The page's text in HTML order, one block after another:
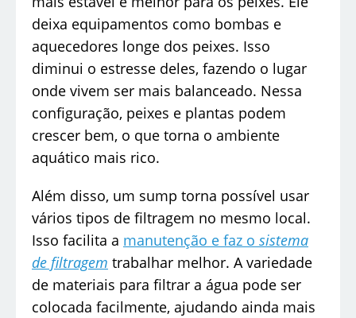
deixa equipamentos como bombas e
aquecedores longe dos peixes. Isso
diminui o estresse deles, fazendo o lugar
onde vivem ser mais balanceado. Nessa
configuração, peixes e plantas podem
crescer bem, o que torna o ambiente
aquático mais rico.
Além disso, um sump torna possível usar
vários tipos de filtragem no mesmo local.
Isso facilita a manutenção e faz o sistema
de filtragem trabalhar melhor. A variedade
de materiais para filtrar a água pode ser
colocada facilmente, ajudando ainda mais